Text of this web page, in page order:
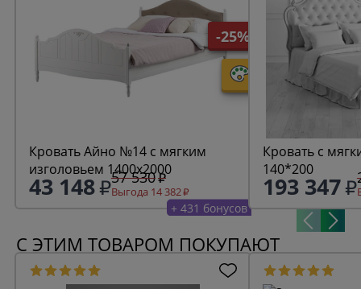
-25%
Кровать Айно №14 с мягким
изголовьем 1400х2000
43 148 57 530
Выгода 14 382
+ 431 бонусов
Кровать с
140*200
193 347
С ЭТИМ ТОВАРОМ ПОКУПАЮТ